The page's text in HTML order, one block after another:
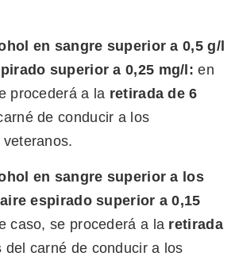
en sangre superior a 0,5 g/l
superior a 0,25 mg/l: en
procederá a la retirada de 6
de conducir a los
en sangre superior a los
espirado superior a 0,15
caso, se procederá a la retirada
del carné de conducir a los